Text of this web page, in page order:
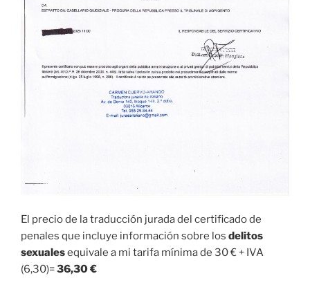
El precio de la traducción jurada del certificado de
penales que incluye información sobre los delitos
sexualesequivale a mi tarifa mínima de 30 € + IVA
(6,30)=36,30 €